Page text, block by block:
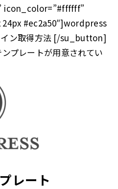
icon_color=”#ffffff”
#ec2a50″]wordpress
イン取得方法 [/su_button]
プレートが用意されてい
レート